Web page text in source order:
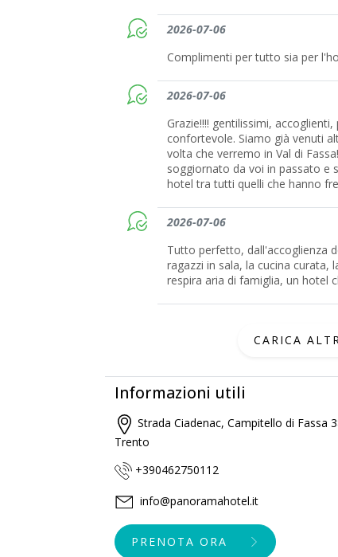
2026-07-06
Complimenti per tutto sia per
2026-07-06
Grazie!!!! gentilissimi,
confortevole. Siamo già venuti
volta che verremo in Val di
soggiornato da voi in passato e
hotel tra tutti quelli che hanno
2026-07-06
Tutto perfetto, dall'accoglienza
ragazzi in sala, la cucina curata,
respira aria di famiglia, un hotel
CARICA
Informazioni utili
Strada Ciadenac, Campitello di Fassa
Trento
+390462750112
info@panoramahotel.it
PRENOTA ORA